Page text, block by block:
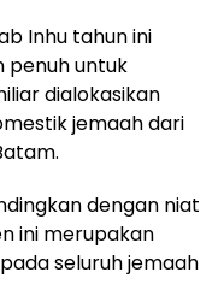
Inhu tahun ini
penuh untuk
dialokasikan
jemaah dari
dengan niat
ini merupakan
seluruh jemaah